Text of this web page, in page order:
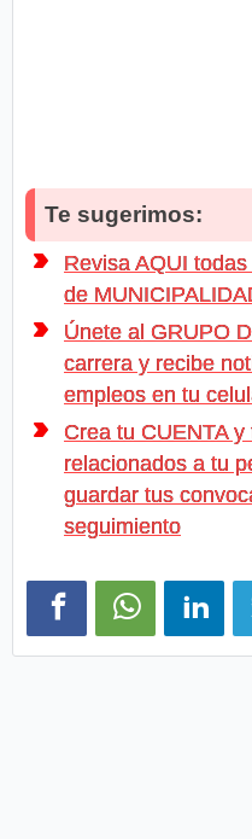
Te sugerimos:
Revisa AQUI
de
Únete al GRUPO
carrera y recibe
empleos en tu
Crea tu CUENTA
relacionados a tu
guardar tus
seguimiento